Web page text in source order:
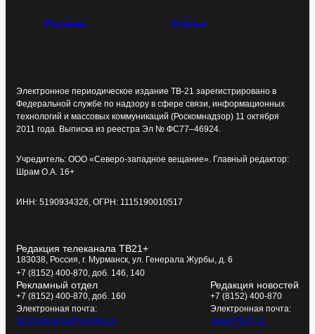
Реклама Статьи
Электронное периодическое издание ТВ-21 зарегистрировано в
Федеральной службе по надзору в сфере связи, информационных
технологий и массовых коммуникаций (Роскомнадзор) 11 октября
2011 года. Выписка из реестра Эл № ФС77–46924.
Учредитель: ООО «Северо-западное вещание». Главный редактор:
Шрам О.А. 16+
ИНН: 5190934326, ОГРН: 1115190010517
Редакция телеканала ТВ21+
183038, Россия, г. Мурманск, ул. Генерала Журбы, д. 6
+7 (8152) 400-870, доб. 146, 140
Рекламный отдел
+7 (8152) 400-870, доб. 160
Электронная почта:
tv21kompania@yandex.ru
Редакция новостей
+7 (8152) 400-870
Электронная почта:
news@tv21.ru